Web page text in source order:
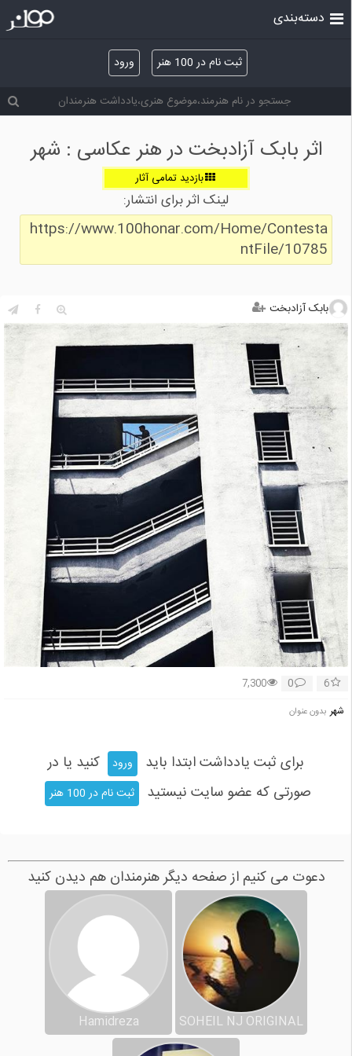
ثبت نام در 100 هنر ورود
دسته‌بندی
اثر بابک آزادبخت در هنر عکاسی : شهر
بازدید تمامی آثار
لینک اثر برای انتشار:
https://www.100honar.com/Home/Contesta
ntFile/10785
بابک آزادبخت
6
0
7,300
شهر بدون عنوان
برای ثبت یادداشت ابتدا باید ورود
کنید یا در
صورتی که عضو سایت نیستید
ثبت نام در 100 هنر
دعوت می کنیم از صفحه دیگر هنرمندان هم دیدن کنید
SOHEIL NJ ORIGINAL
Hamidreza